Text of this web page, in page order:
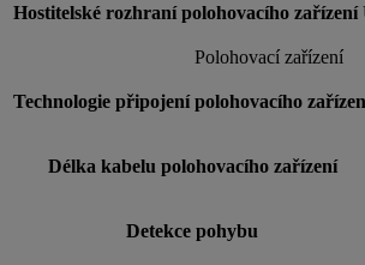
Hostitelské rozhraní polohovacího zařízení
Polohovací zařízení
Technologie připojení polohovacího
Délka kabelu polohovacího zařízení
Detekce pohybu